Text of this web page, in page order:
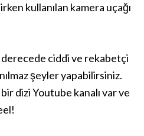
kullanılan kamera uçağı
derecede ciddi ve rekabetçi
şeyler yapabilirsiniz.
dizi Youtube kanalı var ve